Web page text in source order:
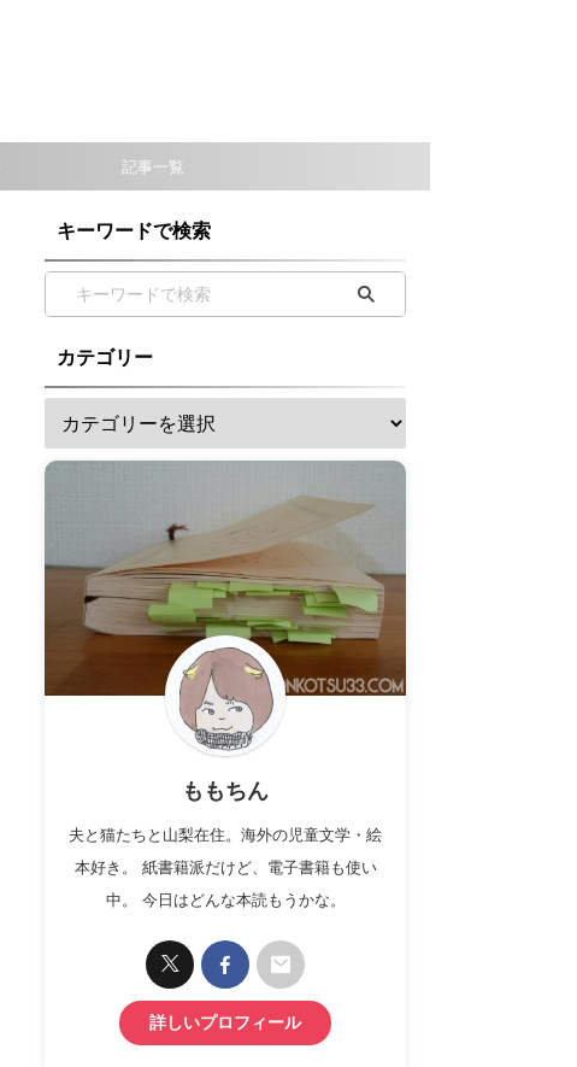
記事一覧
キーワードで検索
カテゴリー
ももちん
夫と猫たちと山梨在住。海外の児童文学・絵
本好き。 紙書籍派だけど、電子書籍も使い
中。 今日はどんな本読もうかな。
詳しいプロフィール